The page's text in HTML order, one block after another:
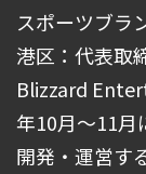
スポーツブラ
港区：代表取
Blizzard
年10月〜11
開発・運営す